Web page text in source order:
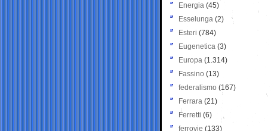
Energia (45)
Esselunga (2)
Esteri (784)
Eugenetica (3)
Europa (1.314)
Fassino (13)
federalismo (167)
Ferrara (21)
Ferretti (6)
ferrovie (133)